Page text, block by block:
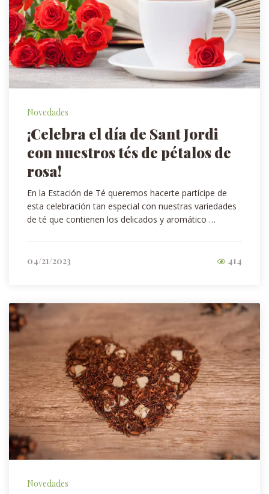
Novedades
¡Celebra el día de Sant Jordi
con nuestros tés de pétalos de
rosa!
En la Estación de Té queremos hacerte partícipe de
esta celebración tan especial con nuestras variedades
de té que contienen los delicados y aromático …
04/21/2023 414
Novedades